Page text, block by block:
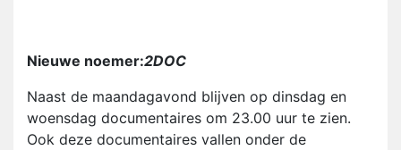
Nieuwe noemer:2DOC
Naast de maandagavond blijven op dinsdag en
woensdag documentaires om 23.00 uur te zien.
Ook deze documentaires vallen onder de